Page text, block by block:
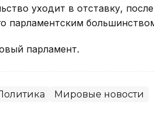
уходит в отставку, после
парламентским
парламент.
Мировые новости